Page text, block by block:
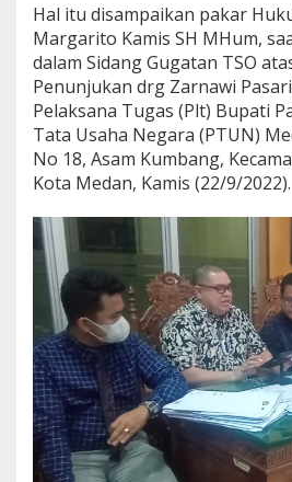
n
P
B
u
p
a
t
i
P
a
l
a
s
O
l
e
h
G
u
b
s
u
Hal itu disampaikan pakar
Margarito Kamis SH MHum,
dalam Sidang Gugatan TSO
Penunjukan drg Zarnawi
Pelaksana Tugas (Plt) Bupati
Tata Usaha Negara (PTUN)
No 18, Asam Kumbang,
Kota Medan, Kamis (22/9/2022).